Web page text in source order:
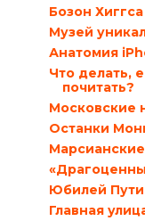
Бозон
Музей
Анатомия
Что делать,
почитать?
Московские
Останки
Юбилей
Главная